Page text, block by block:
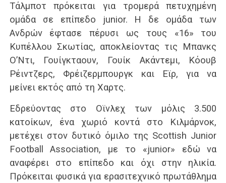
Τάλμποτ πρόκειται για τρομερά πετυχημένη
ομάδα σε επίπεδο junior. Η δε ομάδα των
Ανδρών έφτασε πέρυσι ως τους «16» του
Κυπέλλου Σκωτίας, αποκλείοντας τις Μπανκς
Ο’Ντι, Γουίγκταουν, Γουίκ Ακάντεμι, Κόουβ
Ρέιντζερς, Φρέιζερμπουργκ και Εϊρ, για να
μείνει εκτός από τη Χαρτς.
Εδρεύοντας στο Οϊνλεχ των μόλις 3.500
κατοίκων, ένα χωριό κοντά στο Κιλμάρνοκ,
μετέχει στον δυτικό όμιλο της Scottish Junior
Football Association, με το «junior» εδώ να
αναφέρει στο επίπεδο και όχι στην ηλικία.
Πρόκειται φυσικά για ερασιτεχνικό πρωτάθλημα